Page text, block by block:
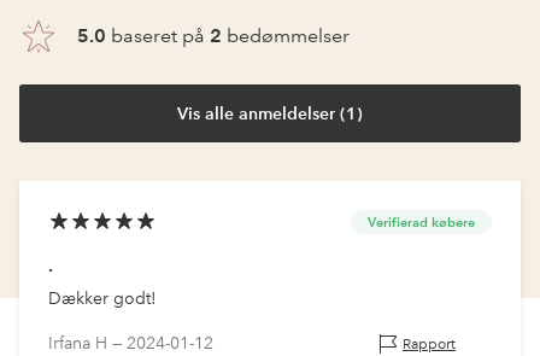
5.0 baseret på 2 bedømmelser
Vis alle anmeldelser (1)
Verifierad købere
.
Dækker godt!
Irfana H — 2024-01-12 Rapport